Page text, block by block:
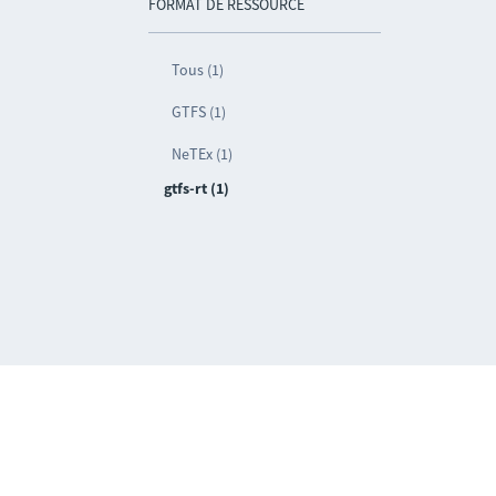
FORMAT DE RESSOURCE
Tous (1)
GTFS (1)
NeTEx (1)
gtfs-rt (1)